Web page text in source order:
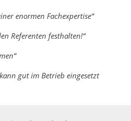
enormen Fachexpertise“
Referenten festhalten!“
gut im Betrieb eingesetzt